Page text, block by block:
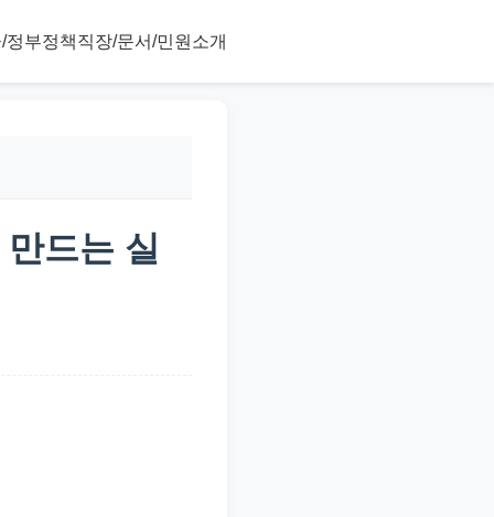
정부정책직장/문서/민원 소개
드는 실